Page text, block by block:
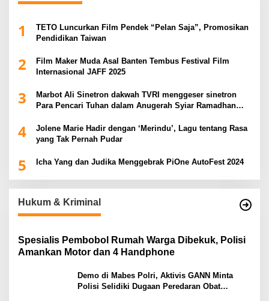
1
TETO Luncurkan Film Pendek “Pelan Saja”, Promosikan
Pendidikan Taiwan
2
Film Maker Muda Asal Banten Tembus Festival Film
Internasional JAFF 2025
3
Marbot Ali Sinetron dakwah TVRI menggeser sinetron
Para Pencari Tuhan dalam Anugerah Syiar Ramadhan
4
Jolene Marie Hadir dengan ‘Merindu’, Lagu tentang Rasa
yang Tak Pernah Pudar
5 Icha Yang dan Judika Menggebrak PiOne AutoFest 2024
Hukum & Kriminal
Spesialis Pembobol Rumah Warga Dibekuk, Polisi
Amankan Motor dan 4 Handphone
Demo di Mabes Polri, Aktivis GANN Minta
Polisi Selidiki Dugaan Peredaran Obat